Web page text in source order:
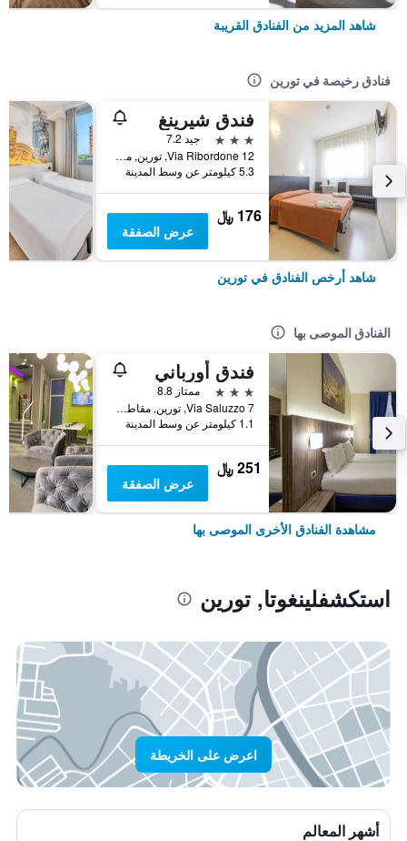
شاهد المزيد من الفنادق القريبة
فنادق رخيصة في تورين
فندق شيرينغ
3 نجوم
جيد 7.2
Via Ribordone 12, تورين, مقاطعة تورينو, إيطاليا
5.3 كيلومتر عن وسط المدينة
176 ﷼
عرض الصفقة
شاهد أرخص الفنادق في تورين
الفنادق الموصى بها
فندق أورباني
3 نجوم
ممتاز 8.8
Via Saluzzo 7, تورين, مقاطعة تورينو, إيطاليا
1.1 كيلومتر عن وسط المدينة
251 ﷼
عرض الصفقة
مشاهدة الفنادق الأخرى الموصى بها
استكشفلينغوتا, تورين
اعرض على الخريطة
أشهر المعالم